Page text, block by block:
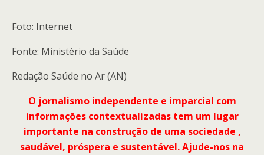
Foto: Internet
Fonte: Ministério da Saúde
Redação Saúde no Ar (AN)
O jornalismo independente e imparcial com
informações contextualizadas tem um lugar
importante na construção de uma sociedade ,
saudável, próspera e sustentável. Ajude-nos na